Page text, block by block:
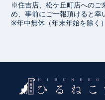
※住吉店、松ケ丘町店へのご
め、事前にご一報頂けると幸
※年中無休（年末年始を除く